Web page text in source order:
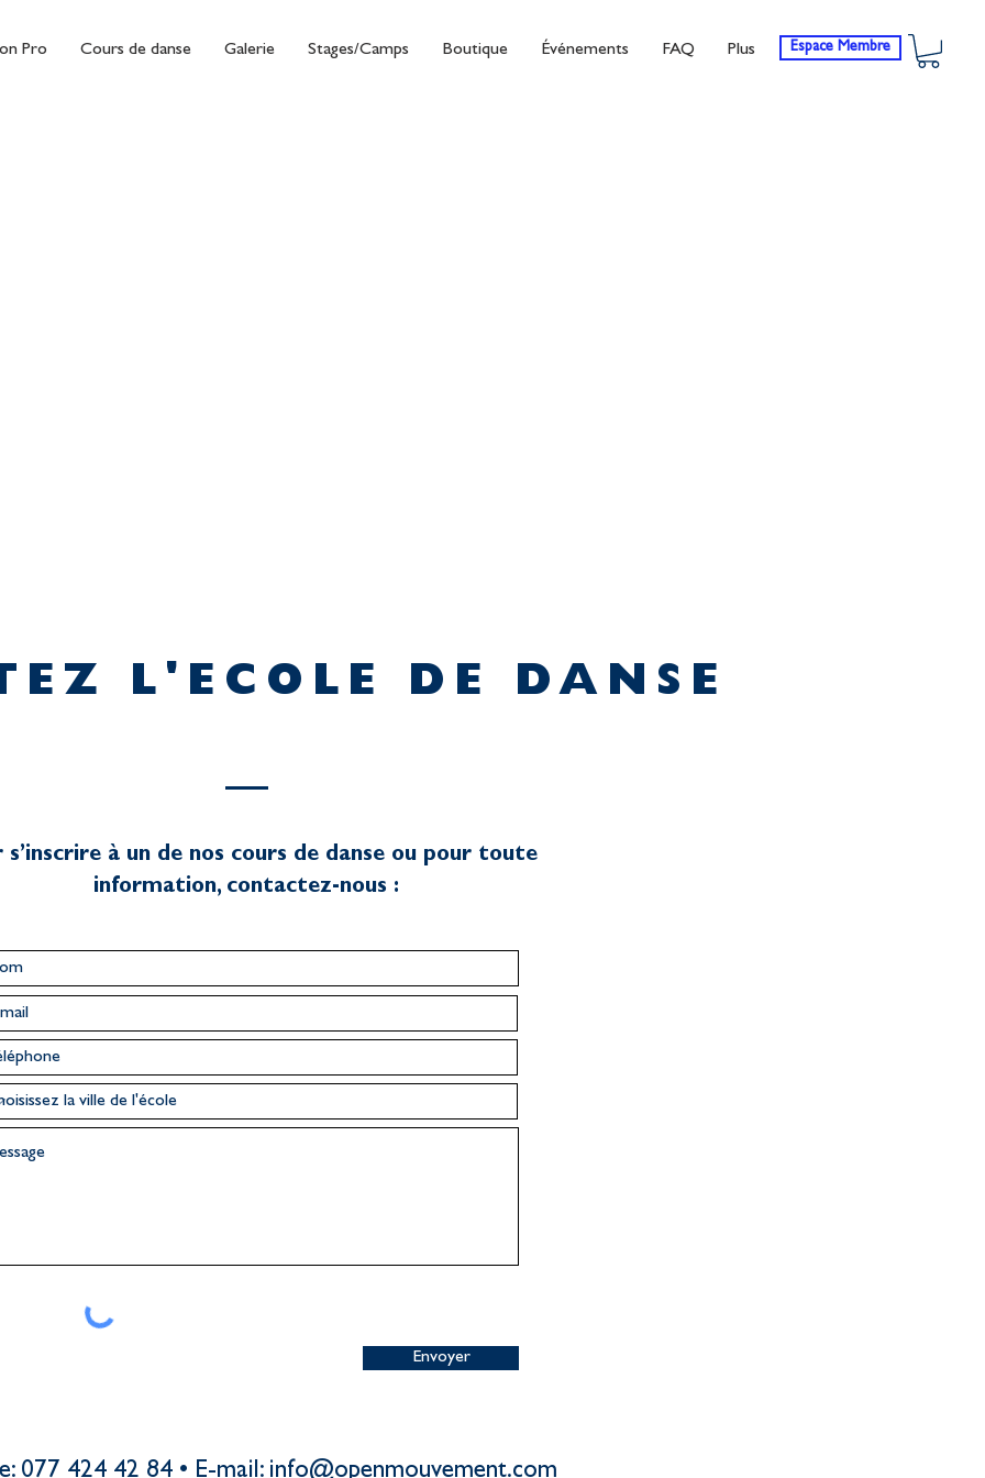
Pro Cours de danse Galerie Stages/Camps Boutique Événements FAQ Plus Espace Membre
L'ECOLE DE DANSE
s’inscrire à un de nos cours de danse ou pour toute
information, contactez-nous :
Envoyer
077 424 42 84 • E-mail: info@openmouvement.com